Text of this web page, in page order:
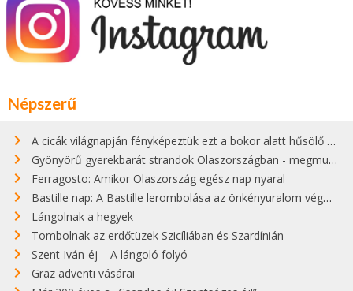
Népszerű
A cicák világnapján fényképeztük ezt a bokor alatt hűsölő cicát Kisorosziban
Gyönyörű gyerekbarát strandok Olaszországban - megmutatjuk a 15 legjobbat
Ferragosto: Amikor Olaszország egész nap nyaral
Bastille nap: A Bastille lerombolása az önkényuralom végét jelentette
Lángolnak a hegyek
Tombolnak az erdőtüzek Szicíliában és Szardínián
Szent Iván-éj – A lángoló folyó
Graz adventi vásárai